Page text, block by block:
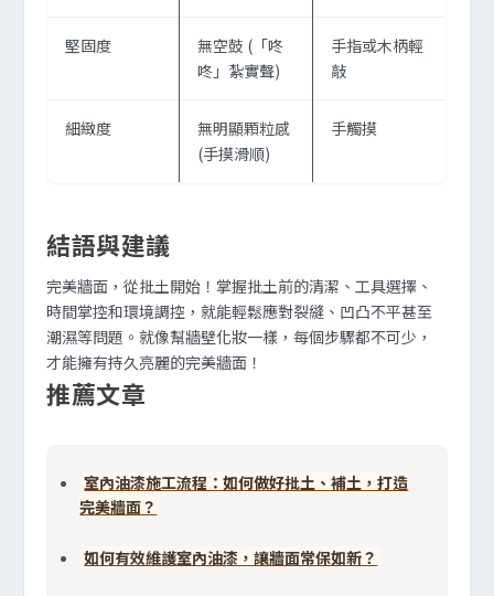
堅固度
無空鼓 (「咚
咚」紮實聲)
手指或木柄輕
敲
細緻度
無明顯顆粒感
(手摸滑順)
手觸摸
結語與建議
完美牆面，從批土開始！掌握批土前的清潔、工具選擇、
時間掌控和環境調控，就能輕鬆應對裂縫、凹凸不平甚至
潮濕等問題。就像幫牆壁化妝一樣，每個步驟都不可少，
才能擁有持久亮麗的完美牆面！
推薦文章
室內油漆施工流程：如何做好批土、補土，打造
完美牆面？
如何有效維護室內油漆，讓牆面常保如新？